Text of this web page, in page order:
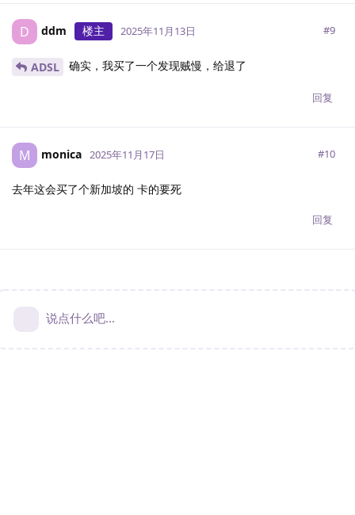
D ddm 楼主 2025年11月13日 #9
ADSL 确实，我买了一个发现贼慢，给退了
回复
M monica 2025年11月17日 #10
去年这会买了个新加坡的 卡的要死
回复
说点什么吧...